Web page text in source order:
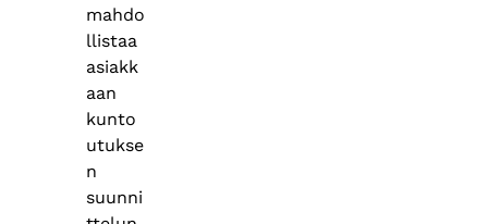
mahdo
llistaa
asiakk
aan
kunto
utukse
n
suunni